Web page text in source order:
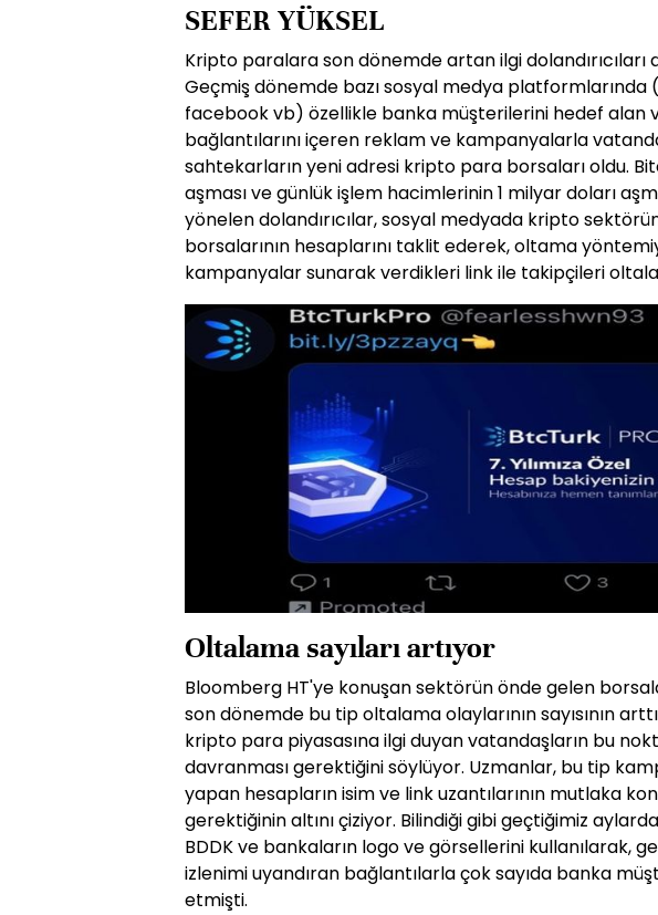
SEFER YÜKSEL
Kripto paralara son dönemde artan ilgi dolandırıcıları
Geçmiş dönemde bazı sosyal medya
facebook vb) özellikle banka müşterilerini hedef alan
bağlantılarını içeren reklam ve kampanyalarla
sahtekarların yeni adresi kripto para borsaları oldu.
aşması ve günlük işlem hacimlerinin 1 milyar doları
yönelen dolandırıcılar, sosyal medyada kripto
borsalarının hesaplarını taklit ederek, oltama
kampanyalar sunarak verdikleri link ile takipçileri
Oltalama sayıları artıyor
Bloomberg HT'ye konuşan sektörün önde gelen
son dönemde bu tip oltalama olaylarının sayısının
kripto para piyasasına ilgi duyan vatandaşların bu
davranması gerektiğini söylüyor. Uzmanlar, bu tip
yapan hesapların isim ve link uzantılarının mutlaka
gerektiğinin altını çiziyor. Bilindiği gibi geçtiğimiz aylarda
BDDK ve bankaların logo ve görsellerini kullanılarak,
izlenimi uyandıran bağlantılarla çok sayıda banka
etmişti.